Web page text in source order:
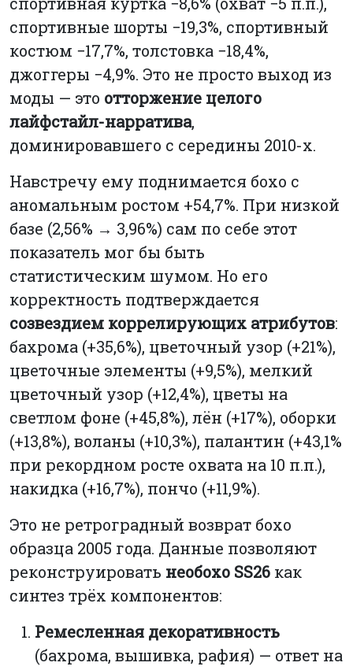
спортивные шорты −19,3%, спортивный
костюм −17,7%, толстовка −18,4%,
джоггеры −4,9%. Это не просто выход из
моды — это отторжение целого
лайфстайл-нарратива,
доминировавшего с середины 2010-х.
Навстречу ему поднимается бохо с
аномальным ростом +54,7%. При низкой
базе (2,56% → 3,96%) сам по себе этот
показатель мог бы быть
статистическим шумом. Но его
корректность подтверждается
созвездием коррелирующих атрибутов:
бахрома (+35,6%), цветочный узор (+21%),
цветочные элементы (+9,5%), мелкий
цветочный узор (+12,4%), цветы на
светлом фоне (+45,8%), лён (+17%), оборки
(+13,8%), воланы (+10,3%), палантин (+43,1%
при рекордном росте охвата на 10 п.п.),
накидка (+16,7%), пончо (+11,9%).
Это не ретроградный возврат бохо
образца 2005 года. Данные позволяют
реконструировать необохо SS26 как
синтез трёх компонентов:
Ремесленная декоративность
(бахрома, вышивка, рафия) — ответ на